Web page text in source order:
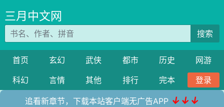
三月中文网
搜索
首页 玄幻 武侠 都市 历史
网游
科幻
言情 其他 排行 完本 登录
追看新章节，下载本站客户端无广告APP ↓↓↓